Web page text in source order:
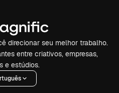
direcionar seu melhor trabalho.
entre criativos, empresas,
e estúdios.